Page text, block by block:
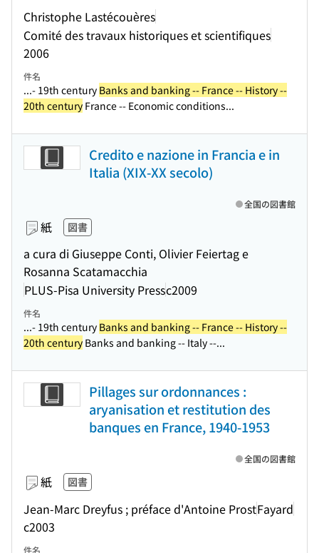
Christophe Lastécouères
Comité des travaux historiques et scientifiques
2006
件名
...- 19th century Banks and banking -- France -- History --
20th century France -- Economic conditions...
Credito e nazione in Francia e in
Italia (XIX-XX secolo)
紙 図書
a cura di Giuseppe Conti, Olivier Feiertag e
Rosanna Scatamacchia
PLUS-Pisa University Pressc2009
全国の図書館
件名
...- 19th century Banks and banking -- France -- History --
20th century Banks and banking -- Italy --...
Pillages sur ordonnances :
aryanisation et restitution des
banques en France, 1940-1953
紙 図書
Jean-Marc Dreyfus ; préface d'Antoine ProstFayard
c2003
全国の図書館
件名